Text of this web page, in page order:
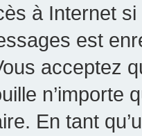
à Internet
est
acceptez
n’importe
En tant